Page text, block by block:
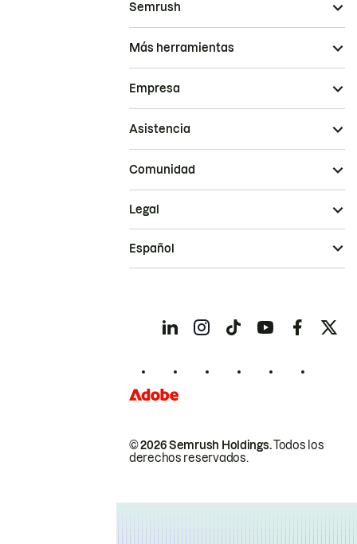
Semrush
Más herramientas
Empresa
Asistencia
Comunidad
© 2026 Semrush Holdings.Todos los
derechos reservados.
Legal
Español